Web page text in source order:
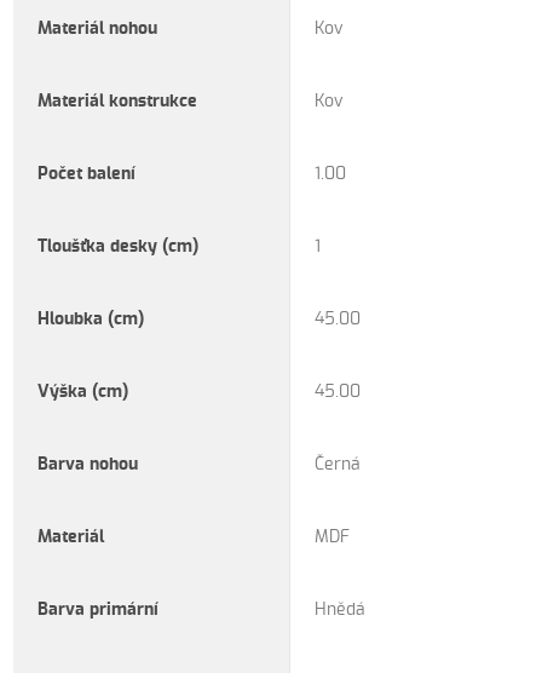
Materiál nohou Kov
Materiál konstrukce Kov
Počet balení 1.00
Tloušťka desky (cm)
Hloubka (cm) 45.00
Výška (cm) 45.00
Barva nohou Černá
Materiál MDF
Barva primární Hnědá